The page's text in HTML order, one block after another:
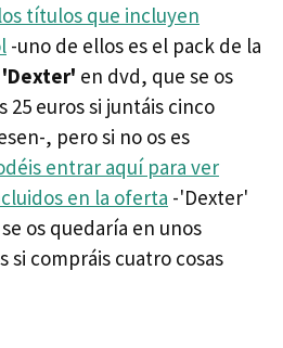
títulos que incluyen
-uno de ellos es el pack de la
'Dexter' en dvd, que se os
25 euros si juntáis cinco
, pero si no os es
entrar aquí para ver
en la oferta -'Dexter'
os quedaría en unos
si compráis cuatro cosas